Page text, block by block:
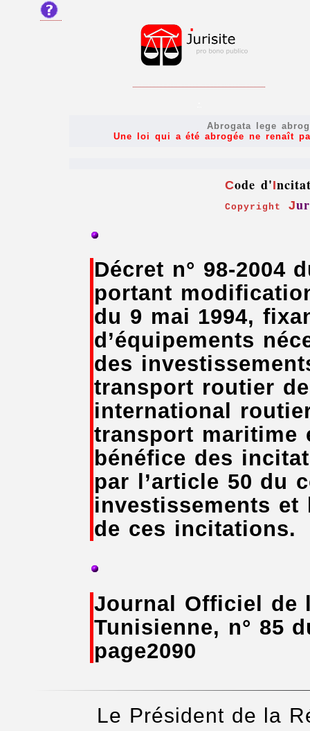
Abrogata lege
Une loi qui a été abrogée ne renaît
Code d'I
Copyright J
Décret n° 98-2004
portant
du 9 mai 1994,
d’équipements
des
transport routier
international
transport maritime
bénéfice des
par l’article 50 du
investissements
de ces incitations.
Journal Officiel de
Tunisienne, n° 85
page2090
Le Président de la